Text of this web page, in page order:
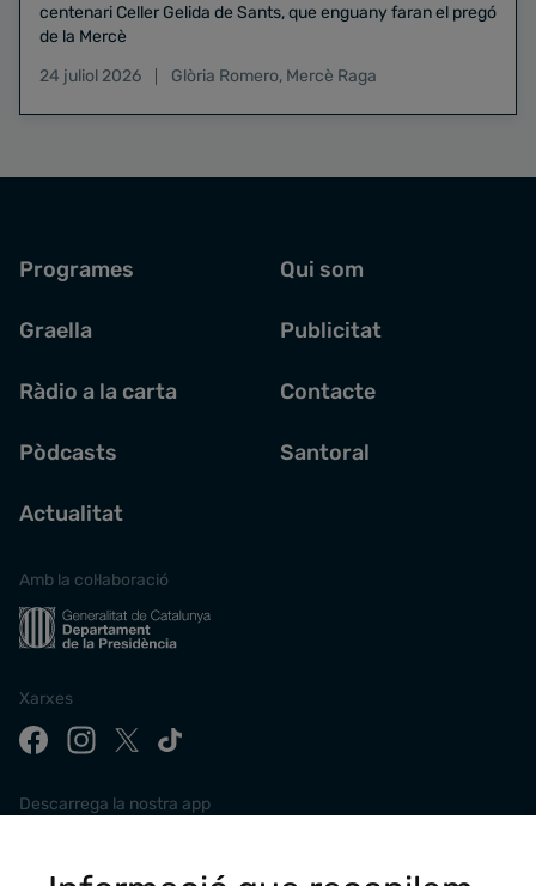
centenari Celler Gelida de Sants, que enguany faran el pregó
de la Mercè
24 juliol 2026
Glòria Romero, Mercè Raga
Programes
Graella
Ràdio a la carta
Pòdcasts
Actualitat
Qui som
Publicitat
Contacte
Santoral
Amb la col·laboració
Xarxes
Descarrega la nostra app